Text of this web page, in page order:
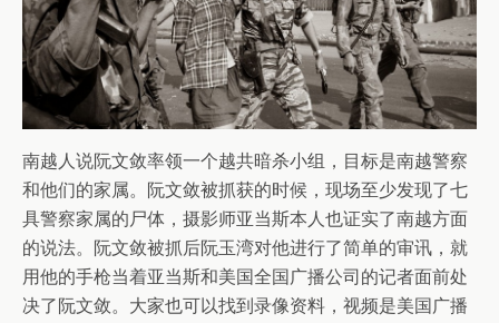
南越人说阮文敛率领一个越共暗杀小组，目标是南越警察
和他们的家属。阮文敛被抓获的时候，现场至少发现了七
具警察家属的尸体，摄影师亚当斯本人也证实了南越方面
的说法。阮文敛被抓后阮玉湾对他进行了简单的审讯，就
用他的手枪当着亚当斯和美国全国广播公司的记者面前处
决了阮文敛。大家也可以找到录像资料，视频是美国广播